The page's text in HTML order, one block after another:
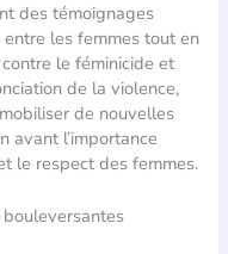
des témoignages
les femmes tout en
le féminicide et
de la violence,
de nouvelles
avant l’importance
le respect des femmes.